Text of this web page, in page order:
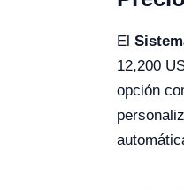
El
12,200
opción